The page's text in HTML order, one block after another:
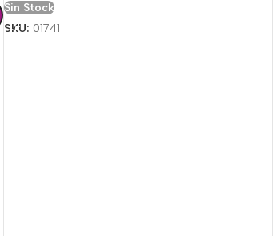
Sin Stock
SKU: 01741